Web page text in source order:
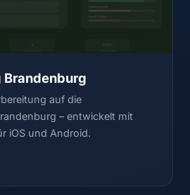
auf die
– entwickelt mit
iOS und Android.